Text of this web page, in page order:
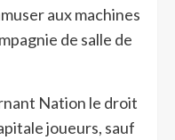
aux machines
de salle de
Nation le droit
joueurs, sauf